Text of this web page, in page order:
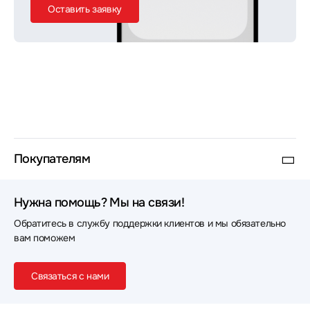
Оставить заявку
Покупателям
Нужна помощь? Мы на связи!
Обратитесь в службу поддержки клиентов и мы обязательно
вам поможем
Связаться с нами